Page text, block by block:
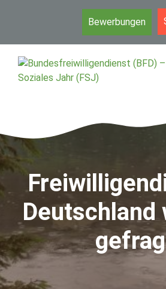
Bewerbungen
Inhalt
springen
Deutschland